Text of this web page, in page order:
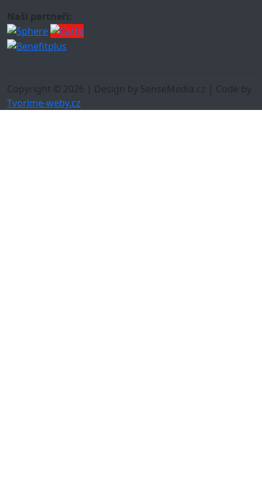
Naši partneři:
Copyright © 2026 | Design by SenseMedia.cz | Code by
Tvorime-weby.cz